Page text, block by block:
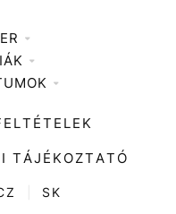
TÁJÉKOZTATÓ
SK